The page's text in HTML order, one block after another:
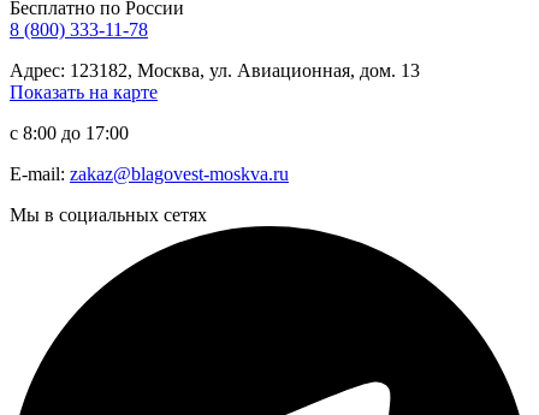
Бесплатно по России
8 (800) 333-11-78
Адрес: 123182, Москва, ул. Авиационная, дом. 13
Показать на карте
с 8:00 до 17:00
E-mail: zakaz@blagovest-moskva.ru
Мы в социальных сетях